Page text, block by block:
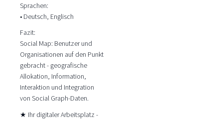
Sprachen:
• Deutsch, Englisch
Fazit:
Social Map: Benutzer und
Organisationen auf den Punkt
gebracht - geografische
Allokation, Information,
Interaktion und Integration
von Social Graph-Daten.
★ Ihr digitaler Arbeitsplatz -